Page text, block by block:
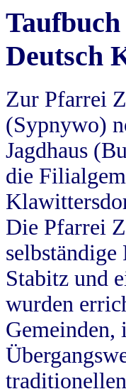
Deutsch
Zur Pfarrei
(Sypnywo)
Jagdhaus
die
Die Pfarrei
Stabitz und
wurden
Gemeinden,